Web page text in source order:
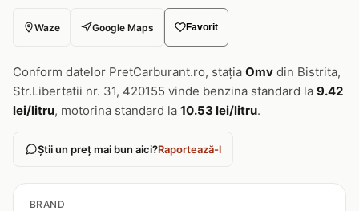
Waze Google Maps Favorit
Conform datelor PretCarburant.ro, stația Omv din Bistrita,
Str.Libertatii nr. 31, 420155 vinde benzina standard la 9.42
lei/litru, motorina standard la 10.53 lei/litru.
Știi un preț mai bun aici?Raportează-l
BRAND